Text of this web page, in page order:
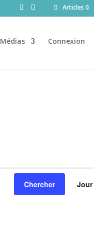
Articles 0
Médias Connexion
Chercher Jour